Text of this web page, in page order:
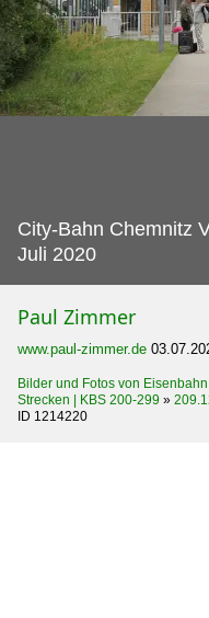
City-Bahn Chemnitz
Juli 2020
Paul Zimmer
www.paul-zimmer.de
Bilder und Fotos von
Strecken | KBS 200-299 »
ID 1214220